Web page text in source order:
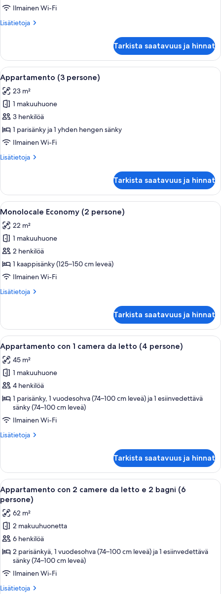
camera
da
persone)
kuvat
Ilmainen Wi-Fi
Lisätietoja
Lisätietoja
con
camera
da
letto
(4
persone)
Tarkista saatavuus ja hinnat
Avaa
kaikki
huonetyypin
Appartamento
(3
persone)
kuvat
Kompakti keittiö, jossa on puinen
11
Appartamento (3 persone)
23 m²
1 makuuhuone
3 henkilöä
1 parisänky ja 1 yhden hengen sänky
Ilmainen Wi-Fi
Lisätietoja
Lisätietoja
persone)
Tarkista saatavuus ja hinnat
Avaa
kaikki
huonetyypin
Monolocale
Economy
(2
persone)
Moderni hotellihuone, jossa on
5
Monolocale Economy (2 persone)
22 m²
1 makuuhuone
2 henkilöä
1 kaappisänky (125–150 cm leveä)
Ilmainen Wi-Fi
Lisätietoja
Lisätietoja
(2
persone)
Tarkista saatavuus ja hinnat
Avaa
kaikki
huonetyypin
Appartamento
con
1
camera
da
letto
kuvat
Avoin, loft-tyylinen huone, jossa on
20
Appartamento con 1 camera da letto (4 persone)
45 m²
1 makuuhuone
4 henkilöä
1 parisänky, 1 vuodesohva (74–100 cm leveä) ja 1 esiinvedettävä
sänky (74–100 cm leveä)
Ilmainen Wi-Fi
Lisätietoja
Lisätietoja
1
camera
da
letto
(4
persone)
Tarkista saatavuus ja hinnat
Avaa
kaikki
huonetyypin
Appartamento
con
2
camere
letto
e
Moderni hotellihuone, jossa on
11
Appartamento con 2 camere da letto e 2 bagni (6
persone)
62 m²
2 makuuhuonetta
6 henkilöä
2 parisänkyä, 1 vuodesohva (74–100 cm leveä) ja 1 esiinvedettävä
sänky (74–100 cm leveä)
Ilmainen Wi-Fi
Lisätietoja
Lisätietoja